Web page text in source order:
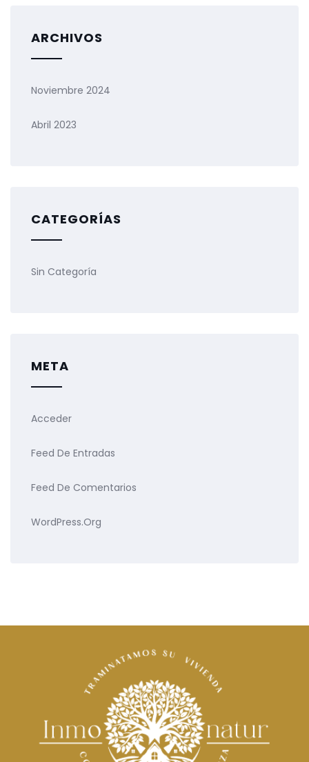
ARCHIVOS
Noviembre 2024
Abril 2023
CATEGORÍAS
Sin Categoría
META
Acceder
Feed De Entradas
Feed De Comentarios
WordPress.org